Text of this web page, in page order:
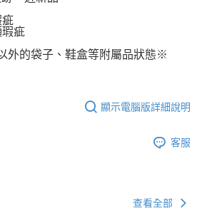
疵
瑕疵
外的袋子、鞋盒等附屬品狀態※
顯示電腦版詳細說明
客服
查看全部